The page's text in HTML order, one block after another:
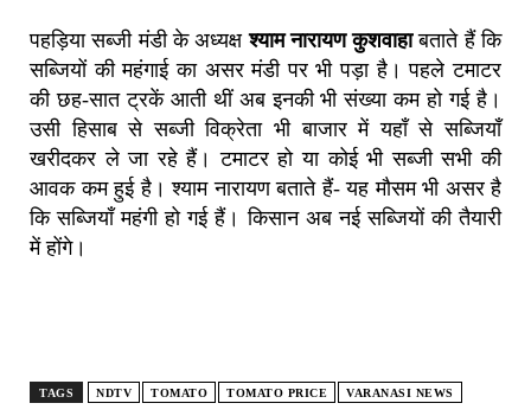
पहड़िया सब्जी मंडी के अध्यक्षश्याम नारायण कुशवाहाबताते हैं कि
सब्जियों की महंगाई का असर मंडी पर भी पड़ा है। पहले टमाटर
की छह-सात ट्रकें आती थीं अब इनकी भी संख्या कम हो गई है।
उसी हिसाब से सब्जी विक्रेता भी बाजार में यहाँ से सब्जियाँ
खरीदकर ले जा रहे हैं। टमाटर हो या कोई भी सब्जी सभी की
आवक कम हुई है। श्याम नारायण बताते हैं- यह मौसम भी असर है
कि सब्जियाँ महंगी हो गई हैं। किसान अब नई सब्जियों की तैयारी
में होंगे।
TAGS NDTV TOMATO TOMATO PRICE VARANASI NEWS